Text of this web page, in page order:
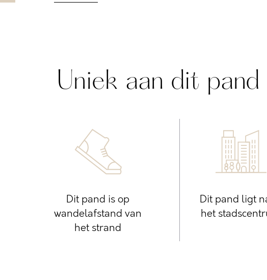
Uniek aan dit pand
Dit pand is op
wandelafstand van
het strand
Dit pand ligt
het